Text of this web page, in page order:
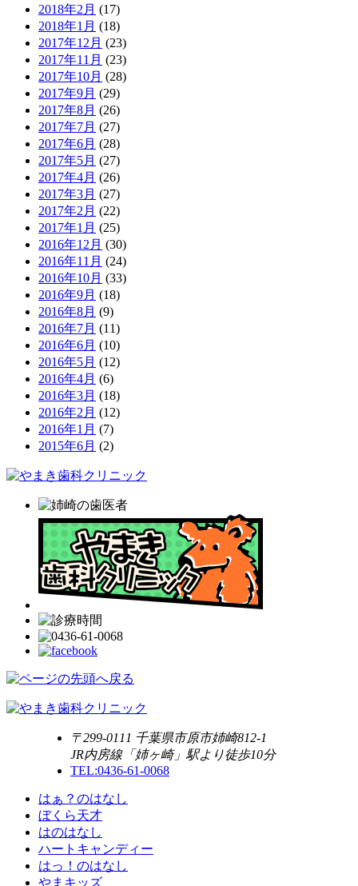
2018年2月 (17)
2018年1月 (18)
2017年12月 (23)
2017年11月 (23)
2017年10月 (28)
2017年9月 (29)
2017年8月 (26)
2017年7月 (27)
2017年6月 (28)
2017年5月 (27)
2017年4月 (26)
2017年3月 (27)
2017年2月 (22)
2017年1月 (25)
2016年12月 (30)
2016年11月 (24)
2016年10月 (33)
2016年9月 (18)
2016年8月 (9)
2016年7月 (11)
2016年6月 (10)
2016年5月 (12)
2016年4月 (6)
2016年3月 (18)
2016年2月 (12)
2016年1月 (7)
2015年6月 (2)
〒299-0111 千葉県市原市姉崎812-1
JR内房線「姉ヶ崎」駅より徒歩10分
TEL:0436-61-0068
はぁ？のはなし
ぼくら天才
はのはなし
ハートキャンディー
はっ！のはなし
やまキッズ